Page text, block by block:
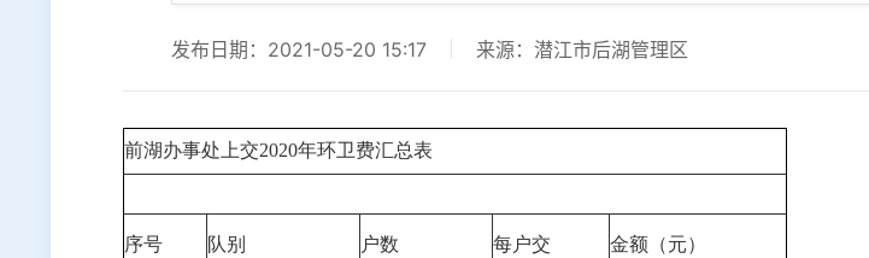
发布日期：2021-05-20 15:17 来源：潜江市后湖管理区
前湖办事处上交2020年环卫费汇总表
序号 队别 户数 每户交 金额（元）